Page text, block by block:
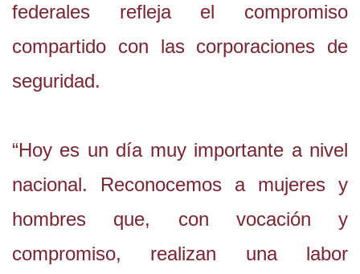
federales refleja el compromiso
compartido con las corporaciones de
seguridad.
“Hoy es un día muy importante a nivel
nacional. Reconocemos a mujeres y
hombres que, con vocación y
compromiso, realizan una labor